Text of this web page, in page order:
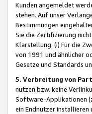
Kunden angemeldet
stehen. Auf unser
Bestimmungen
Sie die Zertifizierung
Klarstellung: (i) Für die
von 1991 und ähnlicher
Gesetze und Standards
5. Verbreitung von
nutzen bzw. keine
Software-Applikationen
ein Endnutzer installieren